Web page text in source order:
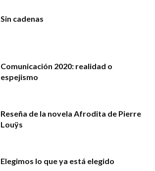
Sin cadenas
Comunicación 2020: realidad o
espejismo
Reseña de la novela Afrodita de Pierre
Louÿs
Elegimos lo que ya está elegido